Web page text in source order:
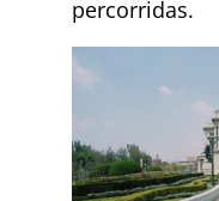
percorridas.